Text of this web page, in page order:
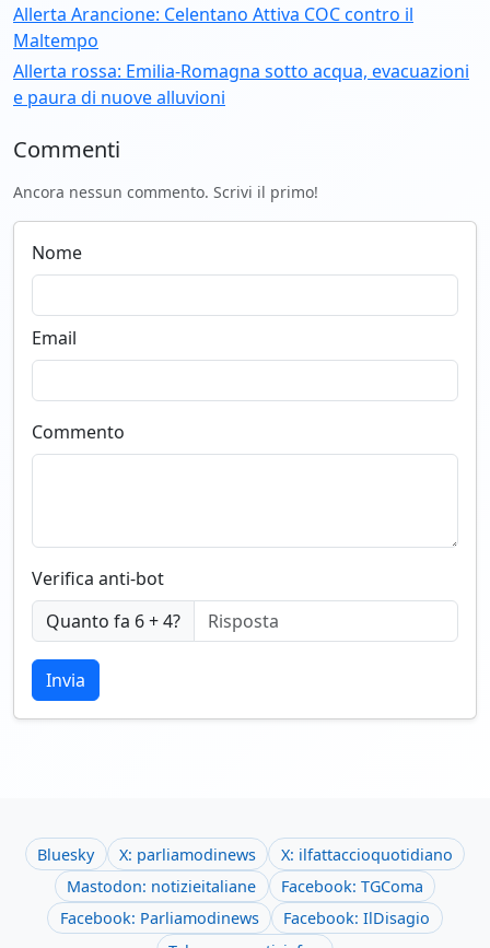
Allerta Arancione: Celentano Attiva COC contro il
Maltempo
Allerta rossa: Emilia-Romagna sotto acqua, evacuazioni
e paura di nuove alluvioni
Commenti
Ancora nessun commento. Scrivi il primo!
Nome
Email
Commento
Verifica anti-bot
Quanto fa 6 + 4?
Invia
Bluesky X: parliamodinews
X: ilfattaccioquotidiano
Mastodon: notizieitaliane
Facebook: TGComa
Facebook: Parliamodinews
Facebook: IlDisagio